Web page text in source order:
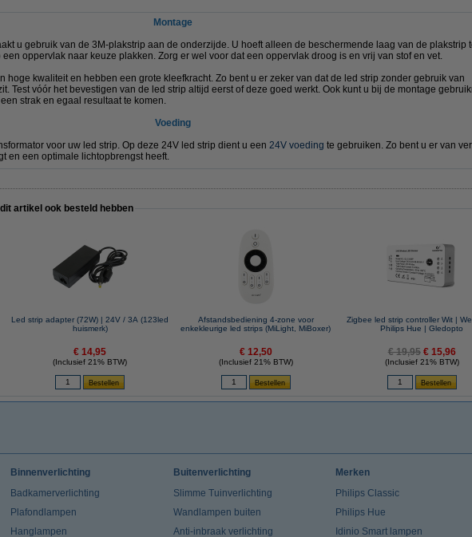
Montage
u gebruik van de 3M-plakstrip aan de onderzijde. U hoeft alleen de beschermende laag van de plakstrip
oppervlak naar keuze plakken. Zorg er wel voor dat een oppervlak droog is en vrij van stof en vet.
hoge kwaliteit en hebben een grote kleefkracht. Zo bent u er zeker van dat de led strip zonder gebruik van
Test vóór het bevestigen van de led strip altijd eerst of deze goed werkt. Ook kunt u bij de montage
een strak en egaal resultaat te komen.
Voeding
voor uw led strip. Op deze 24V led strip dient u een 24V voeding te gebruiken. Zo bent u er van
en een optimale lichtopbrengst heeft.
artikel ook besteld hebben
Led strip adapter (72W) | 24V / 3A (123led
huismerk)
€ 14,95
(Inclusief 21% BTW)
Afstandsbediening 4-zone voor
enkekleurige led strips (MiLight, MiBoxer)
€ 12,50
(Inclusief 21% BTW)
Zigbee led strip controller Wit |
Philips Hue | Gledopto
€ 19,95 € 15,96
(Inclusief 21% BTW)
Binnenverlichting
Badkamerverlichting
Plafondlampen
Hanglampen
Buitenverlichting
Slimme Tuinverlichting
Wandlampen buiten
Anti-inbraak verlichting
Merken
Philips Classic
Philips Hue
Idinio Smart lampen